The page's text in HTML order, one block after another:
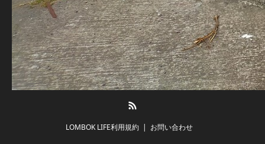
LOMBOK LIFE利用規約 お問い合わせ